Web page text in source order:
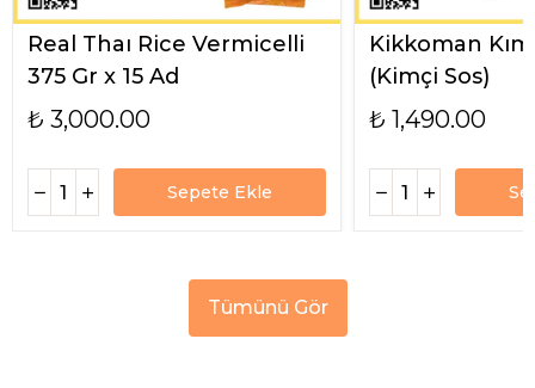
Real Thaı Rice Vermicelli
375 Gr x 15 Ad
₺ 3,000.00
Sepete Ekle
Kikkoman
(Kimçi Sos)
₺ 1,490.00
Tümünü Gör